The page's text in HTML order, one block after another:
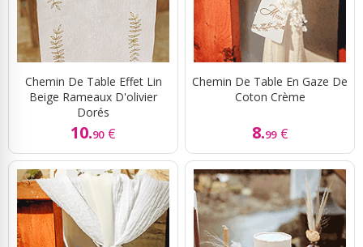
Chemin De Table Effet Lin
Beige Rameaux D'olivier
Dorés
10.90 €
Chemin De Table En Gaze De
Coton Crème
8.99 €